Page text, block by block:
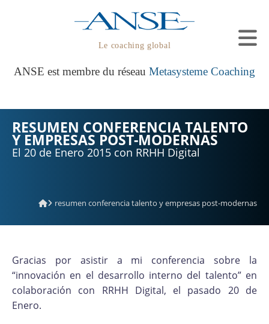
Le coaching global
ANSE est membre du réseau Metasysteme Coaching
RESUMEN CONFERENCIA TALENTO
Y EMPRESAS POST-MODERNAS
El 20 de Enero 2015 con RRHH Digital
resumen conferencia talento y empresas post-modernas
Gracias por asistir a mi conferencia sobre la
“innovación en el desarrollo interno del talento” en
colaboración con RRHH Digital, el pasado 20 de
Enero.